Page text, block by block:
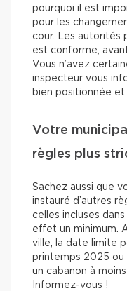
pourquoi il est
pour les
cour. Les autorités
est conforme,
Vous n’avez
inspecteur vous
bien positionnée et
Votre
règles plus
Sachez aussi que
instauré d’autres
celles incluses
effet un minimum.
ville, la date limite
printemps 2025 ou
un cabanon à
Informez-vous !